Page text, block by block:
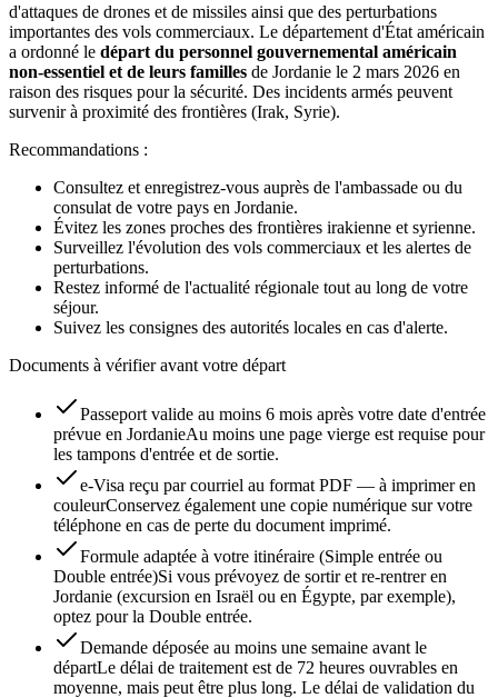
d'attaques de drones et de missiles ainsi que des perturbations
importantes des vols commerciaux. Le département d'État américain
a ordonné le départ du personnel gouvernemental américain
non-essentiel et de leurs familles de Jordanie le 2 mars 2026 en
raison des risques pour la sécurité. Des incidents armés peuvent
survenir à proximité des frontières (Irak, Syrie).
Recommandations :
Consultez et enregistrez-vous auprès de l'ambassade ou du
consulat de votre pays en Jordanie.
Évitez les zones proches des frontières irakienne et syrienne.
Surveillez l'évolution des vols commerciaux et les alertes de
perturbations.
Restez informé de l'actualité régionale tout au long de votre
séjour.
Suivez les consignes des autorités locales en cas d'alerte.
Documents à vérifier avant votre départ
Passeport valide au moins 6 mois après votre date d'entrée
prévue en JordanieAu moins une page vierge est requise pour
les tampons d'entrée et de sortie.
e-Visa reçu par courriel au format PDF — à imprimer en
couleurConservez également une copie numérique sur votre
téléphone en cas de perte du document imprimé.
Formule adaptée à votre itinéraire (Simple entrée ou
Double entrée)Si vous prévoyez de sortir et re-rentrer en
Jordanie (excursion en Israël ou en Égypte, par exemple),
optez pour la Double entrée.
Demande déposée au moins une semaine avant le
départLe délai de traitement est de 72 heures ouvrables en
moyenne, mais peut être plus long. Le délai de validation du